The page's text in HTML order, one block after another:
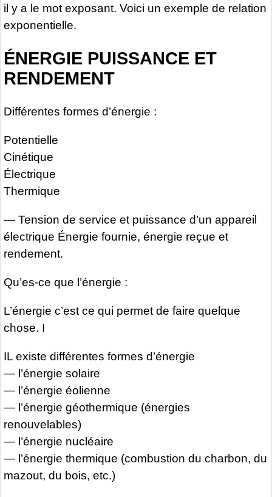
il y a le mot exposant. Voici un exemple de relation
exponentielle.
ÉNERGIE PUISSANCE ET
RENDEMENT
Différentes formes d’énergie :
Potentielle
Cinétique
Électrique
Thermique
— Tension de service et puissance d’un appareil
électrique Énergie fournie, énergie reçue et
rendement.
Qu’es-ce que l’énergie :
L’énergie c’est ce qui permet de faire quelque
chose. I
IL existe différentes formes d’énergie
— l’énergie solaire
— l’énergie éolienne
— l’énergie géothermique (énergies
renouvelables)
— l’énergie nucléaire
— l’énergie thermique (combustion du charbon, du
mazout, du bois, etc.)